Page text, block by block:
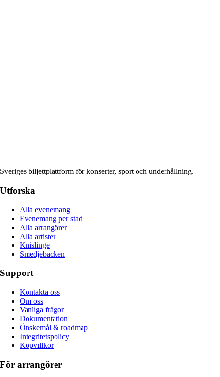
Sveriges biljettplattform för konserter, sport och underhållning.
Utforska
Alla evenemang
Evenemang per stad
Alla arrangörer
Alla artister
Knislinge
Smedjebacken
Support
Kontakta oss
Om oss
Vanliga frågor
Dokumentation
Önskemål & roadmap
Integritetspolicy
Köpvillkor
För arrangörer